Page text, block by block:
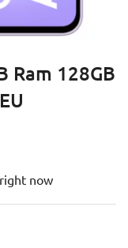
Ram 128GB
now